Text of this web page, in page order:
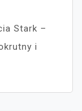
Stark –
i